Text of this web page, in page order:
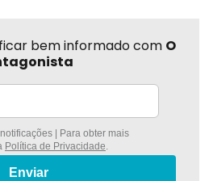
bem informado com O
| Para obter mais
Política de Privacidade
Enviar